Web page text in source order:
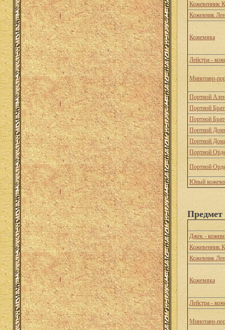
Кожевенник
Кожевник
Кожемяка
Лейстра -
Минотавр-
Портной
Портной
Портной
Портной
Портной
Портной
Портной
Юный
Джек -
Кожевенник
Кожевник
Кожемяка
Лейстра -
Минотавр-